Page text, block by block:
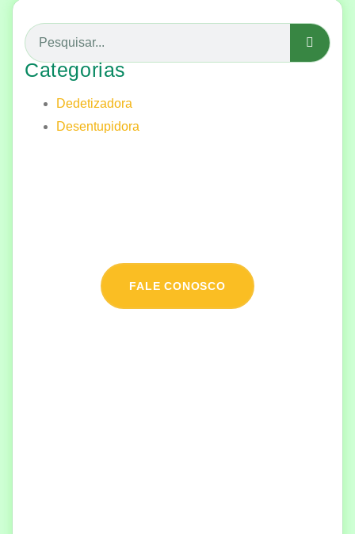
Categorias
Dedetizadora
Desentupidora
FALE CONOSCO